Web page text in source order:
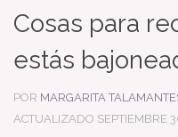
Cosas para
estás
POR MARGARITA
ACTUALIZADO SEPTIEMBRE